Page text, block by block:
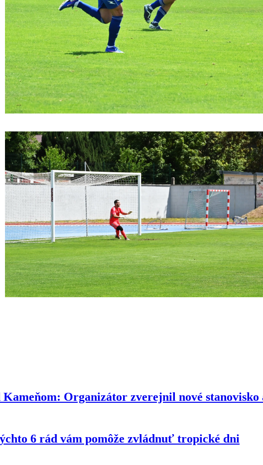
Organizátor zverejnil nové stanovisko
6 rád vám pomôže zvládnuť tropické dni